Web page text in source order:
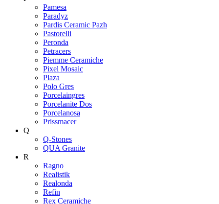
Pamesa
Paradyz
Pardis Ceramic Pazh
Pastorelli
Peronda
Petracers
Piemme Ceramiche
Pixel Mosaic
Plaza
Polo Gres
Porcelaingres
Porcelanite Dos
Porcelanosa
Prissmacer
Q
Q-Stones
QUA Granite
R
Ragno
Realistik
Realonda
Refin
Rex Ceramiche